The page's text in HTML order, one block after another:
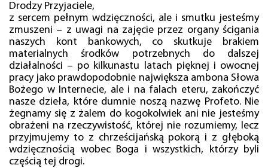
Drodzy Przyjaciele,
z sercem pełnym wdzięczności, ale i smutku jesteśmy
zmuszeni – z uwagi na zajęcie przez organy ścigania
naszych kont bankowych, co skutkuje brakiem
materialnych środków potrzebnych do dalszej
działalności – po kilkunastu latach pięknej i owocnej
pracy jako prawdopodobnie największa ambona Słowa
Bożego w Internecie, ale i na falach eteru, zakończyć
nasze dzieła, które dumnie noszą nazwę Profeto. Nie
żegnamy się z żalem do kogokolwiek ani nie jesteśmy
obrażeni na rzeczywistość, której nie rozumiemy, lecz
przyjmujemy to z chrześcijańską pokorą i z głęboką
wdzięcznością wobec Boga i wszystkich, którzy byli
częścią tej drogi.